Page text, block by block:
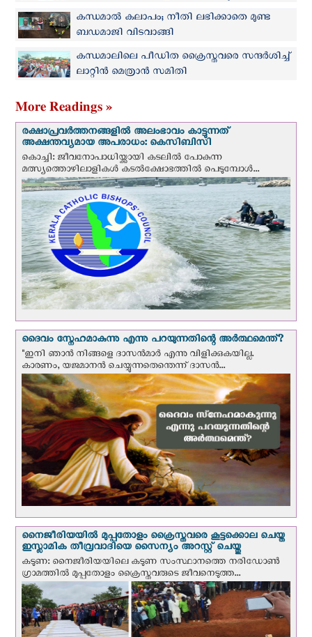
കന്ധമാൽ കലാപം; നീതി ലഭിക്കാതെ മുണ്ട
ബഡമാജി വിടവാങ്ങി
കന്ധമാലിലെ പീഡിത ക്രൈസ്തവരെ സന്ദര്‍ശിച്ച്
ലാറ്റിന്‍ മെത്രാന്‍ സമിതി
More Readings »
രക്ഷാപ്രവര്‍ത്തനങ്ങളില്‍ അലംഭാവം കാട്ടുന്നത്
അക്ഷന്തവ്യമായ അപരാധം: കെസിബിസി
കൊച്ചി: ജീവനോപാധിയ്ക്കായി കടലില്‍ പോകുന്ന
മത്സ്യത്തൊഴിലാളികള്‍ കടല്‍ക്ഷോഭത്തില്‍ പെടുമ്പോള്‍...
ദൈവം സ്നേഹമാകുന്നു എന്നു പറയുന്നതിന്റെ അർത്ഥമെന്ത്?
"ഇനി ഞാന്‍ നിങ്ങളെ ദാസന്‍മാര്‍ എന്നു വിളിക്കുകയില്ല.
കാരണം, യജമാനന്‍ ചെയ്യുന്നതെന്തെന്ന് ദാസന്‍...
നൈജീരിയയില്‍ മുപ്പതോളം ക്രൈസ്തവരെ കൂട്ടക്കൊല ചെയ്ത
ഇസ്ലാമിക തീവ്രവാദിയെ സൈന്യം അറസ്റ്റ് ചെയ്തു
കടുണ: നൈജീരിയയിലെ കടുണ സംസ്ഥാനത്തെ നരിഡോൺ
ഗ്രാമത്തിൽ മുപ്പതോളം ക്രൈസ്തവരുടെ ജീവനെടുത്ത...